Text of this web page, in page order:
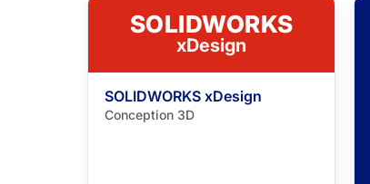
SOLIDWORKS
xDesign
SOLIDWORKS xDesign
Conception 3D